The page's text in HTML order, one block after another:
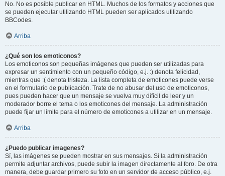
No. No es posible publicar en HTML. Muchos de los formatos y acciones que
se pueden ejecutar utilizando HTML pueden ser aplicados utilizando
BBCodes.
Arriba
¿Qué son los emoticonos?
Los emoticonos son pequeñas imágenes que pueden ser utilizadas para
expresar un sentimiento con un pequeño código, e.j. :) denota felicidad,
mientras que :( denota tristeza. La lista completa de emoticones puede verse
en el formulario de publicación. Trate de no abusar del uso de emoticonos,
pues pueden hacer que un mensaje se vuelva muy difícil de leer y un
moderador borre el tema o los emoticones del mensaje. La administración
puede fijar un límite para el número de emoticones a utilizar en un mensaje.
Arriba
¿Puedo publicar imagenes?
Sí, las imágenes se pueden mostrar en sus mensajes. Si la administración
permite adjuntar archivos, puede subir la imagen directamente al foro. De otra
manera, debe guardar primero su foto en un servidor de acceso público, e.j.